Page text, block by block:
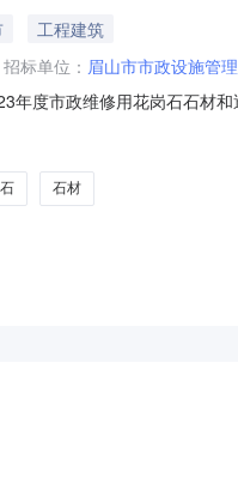
工程建筑
招标单位： 眉山市市政设施管
年度市政维修用花岗石石材
四川财源环保技术有限公司
石材